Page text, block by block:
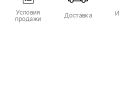
Условия
продажи
Доставка